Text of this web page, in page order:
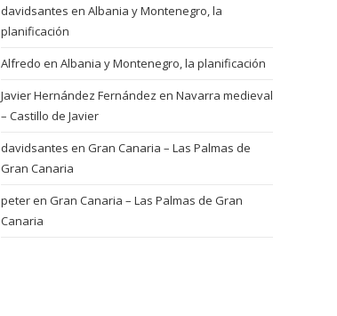
davidsantes en Albania y Montenegro, la
planificación
Alfredo en Albania y Montenegro, la planificación
Javier Hernández Fernández en Navarra medieval
– Castillo de Javier
davidsantes en Gran Canaria – Las Palmas de
Gran Canaria
peteren Gran Canaria – Las Palmas de Gran
Canaria